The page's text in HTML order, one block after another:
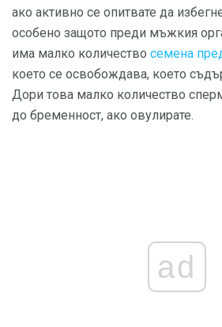
ако активно се опитвате да
особено защото преди мъжкия
има малко количество семена
което се освобождава, което
Дори това малко количество
до бременност, ако овулирате.
ad